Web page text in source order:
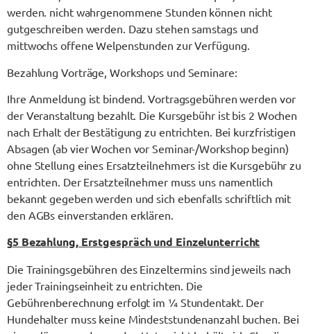
werden. nicht wahrgenommene Stunden können nicht
gutgeschreiben werden. Dazu stehen samstags und
mittwochs offene Welpenstunden zur Verfügung.
Bezahlung Vorträge, Workshops und Seminare:
Ihre Anmeldung ist bindend. Vortragsgebühren werden vor
der Veranstaltung bezahlt. Die Kursgebühr ist bis 2 Wochen
nach Erhalt der Bestätigung zu entrichten. Bei kurzfristigen
Absagen (ab vier Wochen vor Seminar-/Workshop beginn)
ohne Stellung eines Ersatzteilnehmers ist die Kursgebühr zu
entrichten. Der Ersatzteilnehmer muss uns namentlich
bekannt gegeben werden und sich ebenfalls schriftlich mit
den AGBs einverstanden erklären.
§5 Bezahlung, Erstgespräch und Einzelunterricht
Die Trainingsgebühren des Einzeltermins sind jeweils nach
jeder Trainingseinheit zu entrichten. Die
Gebührenberechnung erfolgt im ¼ Stundentakt. Der
Hundehalter muss keine Mindeststundenanzahl buchen. Bei